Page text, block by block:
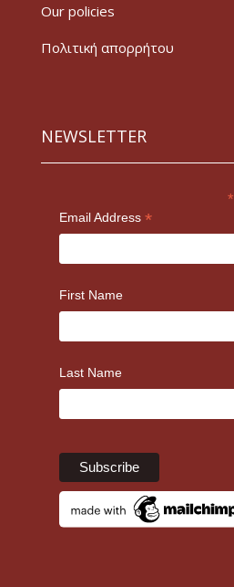
Our policies
Πολιτική απορρήτου
NEWSLETTER
*
Email Address *
First Name
Last Name